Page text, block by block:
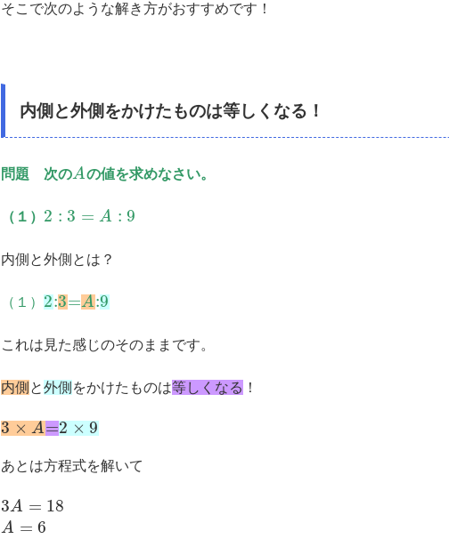
そこで次のような解き方がおすすめです！
内側と外側をかけたものは等しくなる！
問題 次のAの値を求めなさい。
（１） 2 : 3 = A : 9
内側と外側とは？
（１） 2:3=A:9
これは見た感じのそのままです。
内側 と外側 をかけたものは等しくなる ！
3× A=2×9
あとは方程式を解いて
3A = 18
A = 6